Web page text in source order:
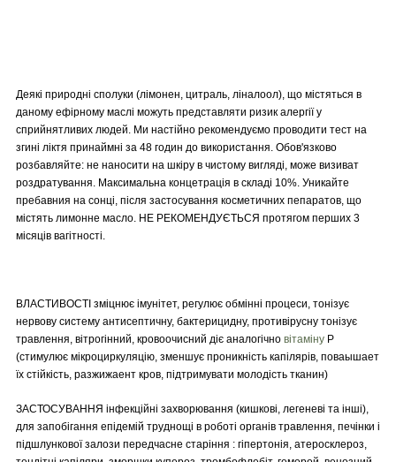
Деякі природні сполуки (лімонен, цитраль, ліналоол), що містяться в
даному ефірному маслі можуть представляти ризик алергії у
сприйнятливих людей. Ми настійно рекомендуємо проводити тест на
згині ліктя принаймні за 48 годин до використання. Обов'язково
розбавляйте: не наносити на шкіру в чистому вигляді, може визиват
роздратування. Максимальна концетрація в складі 10%. Уникайте
пребавния на сонці, після застосування косметичних пепаратов, що
містять лимонне масло. НЕ РЕКОМЕНДУЄТЬСЯ протягом перших 3
місяців вагітності.
ВЛАСТИВОСТІ зміцнює імунітет, регулює обмінні процеси, тонізує
нервову систему антисептичну, бактерицидну, противірусну тонізує
травлення, вітрогінний, кровоочисний діє аналогічно вітаміну Р
(стимулює мікроциркуляцію, зменшує проникність капілярів, поваышает
їх стійкість, разжижаент кров, підтримувати молодість тканин)
ЗАСТОСУВАННЯ інфекційні захворювання (кишкові, легеневі та інші),
для запобігання епідемій труднощі в роботі органів травлення, печінки і
підшлункової залози передчасне старіння : гіпертонія, атеросклероз,